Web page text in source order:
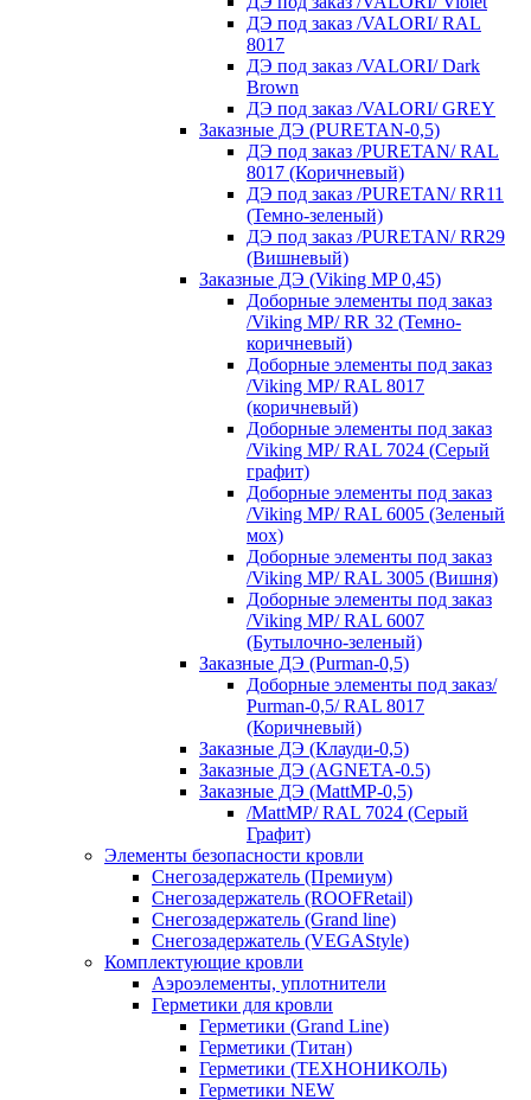
ДЭ под заказ /VALORI/ RAL
8017
ДЭ под заказ /VALORI/ Dark
Brown
ДЭ под заказ /VALORI/ GREY
Заказные ДЭ (PURETAN-0,5)
ДЭ под заказ /PURETAN/ RAL
8017 (Коричневый)
ДЭ под заказ /PURETAN/ RR11
(Темно-зеленый)
ДЭ под заказ /PURETAN/ RR29
(Вишневый)
Заказные ДЭ (Viking MP 0,45)
Доборные элементы под заказ
/Viking MP/ RR 32 (Темно-
коричневый)
Доборные элементы под заказ
/Viking MP/ RAL 8017
(коричневый)
Доборные элементы под заказ
/Viking MP/ RAL 7024 (Серый
графит)
Доборные элементы под заказ
/Viking MP/ RAL 6005 (Зеленый
мох)
Доборные элементы под заказ
/Viking MP/ RAL 3005 (Вишня)
Доборные элементы под заказ
/Viking MP/ RAL 6007
(Бутылочно-зеленый)
Заказные ДЭ (Purman-0,5)
Доборные элементы под заказ/
Purman-0,5/ RAL 8017
(Коричневый)
Заказные ДЭ (Клауди-0,5)
Заказные ДЭ (AGNETA-0.5)
Заказные ДЭ (MattMP-0,5)
/MattMP/ RAL 7024 (Серый
Графит)
Элементы безопасности кровли
Снегозадержатель (Премиум)
Снегозадержатель (ROOFRetail)
Снегозадержатель (Grand line)
Снегозадержатель (VEGAStyle)
Комплектующие кровли
Аэроэлементы, уплотнители
Герметики для кровли
Герметики (Grand Line)
Герметики (Титан)
Герметики (ТЕХНОНИКОЛЬ)
Герметики NEW